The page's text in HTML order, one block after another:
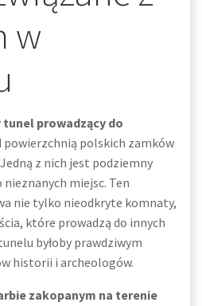
w
prowadzący do
powierzchnią polskich zamków
z nich jest podziemny
miejsc. Ten
nie tylko nieodkryte komnaty,
które prowadzą do innych
byłoby prawdziwym
historii i archeologów.
zakopanym na terenie